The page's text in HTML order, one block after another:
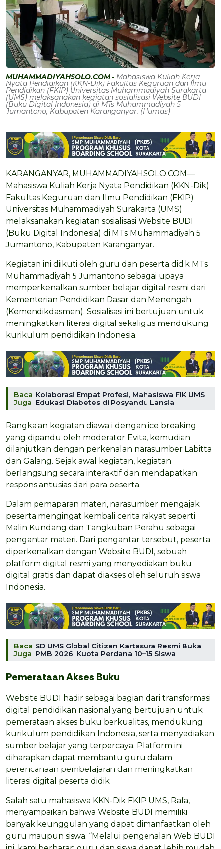
MUHAMMADIYAHSOLO.COM - Mahasiswa Kuliah Kerja
Nyata Pendidikan (KKN-Dik) Fakultas Keguruan dan Ilmu
Pendidikan (FKIP) Universitas Muhammadiyah Surakarta
(UMS) melaksanakan kegiatan sosialisasi Website BUDI
(Buku Digital Indonesia) di MTs Muhammadiyah 5
Jumantono, Kabupaten Karanganyar. (Humas)
KARANGANYAR, MUHAMMADIYAHSOLO.COM—
Mahasiswa Kuliah Kerja Nyata Pendidikan (KKN-Dik)
Fakultas Keguruan dan Ilmu Pendidikan (FKIP)
Universitas Muhammadiyah Surakarta (UMS)
melaksanakan kegiatan sosialisasi Website BUDI
(Buku Digital Indonesia) di MTs Muhammadiyah 5
Jumantono, Kabupaten Karanganyar.
Kegiatan ini diikuti oleh guru dan peserta didik MTs
Muhammadiyah 5 Jumantono sebagai upaya
memperkenalkan sumber belajar digital resmi dari
Kementerian Pendidikan Dasar dan Menengah
(Kemendikdasmen). Sosialisasi ini bertujuan untuk
meningkatkan literasi digital sekaligus mendukung
kurikulum pendidikan Indonesia.
Baca
Juga
Kolaborasi Empat Profesi, Mahasiswa FIK UMS
Edukasi Diabetes di Posyandu Lansia
Rangkaian kegiatan diawali dengan ice breaking
yang dipandu oleh moderator Evita, kemudian
dilanjutkan dengan perkenalan narasumber Labitta
dan Galang. Sejak awal kegiatan, kegiatan
berlangsung secara interaktif dan mendapatkan
respons antusias dari para peserta.
Dalam pemaparan materi, narasumber mengajak
peserta mengingat kembali cerita rakyat seperti
Malin Kundang dan Tangkuban Perahu sebagai
pengantar materi. Dari pengantar tersebut, peserta
diperkenalkan dengan Website BUDI, sebuah
platform digital resmi yang menyediakan buku
digital gratis dan dapat diakses oleh seluruh siswa
Indonesia.
Baca
Juga
SD UMS Global Citizen Kartasura Resmi Buka
PMB 2026, Kuota Perdana 10–15 Siswa
Pemerataan Akses Buku
Website BUDI hadir sebagai bagian dari transformasi
digital pendidikan nasional yang bertujuan untuk
pemerataan akses buku berkualitas, mendukung
kurikulum pendidikan Indonesia, serta menyediakan
sumber belajar yang terpercaya. Platform ini
diharapkan dapat membantu guru dalam
perencanaan pembelajaran dan meningkatkan
literasi digital peserta didik.
Salah satu mahasiswa KKN-Dik FKIP UMS, Rafa,
menyampaikan bahwa Website BUDI memiliki
banyak keunggulan yang dapat dimanfaatkan oleh
guru maupun siswa. “Melalui pengenalan Web BUDI